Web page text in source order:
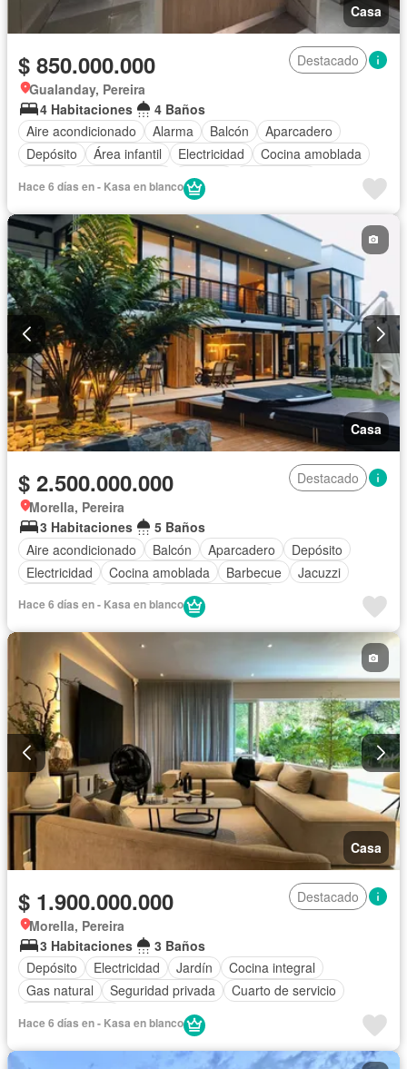
Casa
$ 850.000.000
Destacado
Gualanday, Pereira
4 Habitaciones
4 Baños
Aire acondicionado
Alarma Balcón
Aparcadero
Depósito
Área infantil Electricidad
Cocina amoblada
Internet
Seguridad privada
Cuarto de servicio
Piscina
Agua Patio
Hace 6 días en - Kasa en blanco
Casa
$ 2.500.000.000
Destacado
Morella, Pereira
3 Habitaciones
5 Baños
Aire acondicionado
Balcón Aparcadero
Depósito
Electricidad
Cocina amoblada Barbecue
Jacuzzi
Seguridad privada
Piscina Agua
Hace 6 días en - Kasa en blanco
Casa
$ 1.900.000.000
Destacado
Morella, Pereira
3 Habitaciones
3 Baños
Depósito
Electricidad Jardín
Cocina integral
Gas natural
Seguridad privada
Cuarto de servicio
Hace 6 días en - Kasa en blanco